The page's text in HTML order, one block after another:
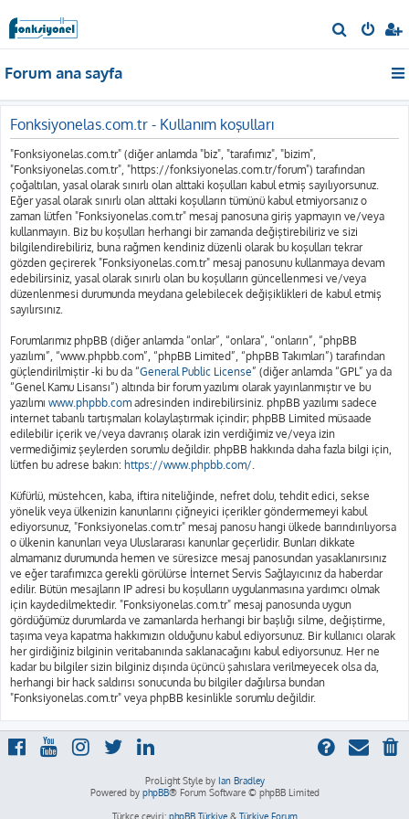
r
Forum ana sayfa
Fonksiyonelas.com.tr - Kullanım koşulları
"Fonksiyonelas.com.tr" (diğer anlamda "biz", "tarafımız", "bizim",
"Fonksiyonelas.com.tr", "https://fonksiyonelas.com.tr/forum") tarafından
çoğaltılan, yasal olarak sınırlı olan alttaki koşulları kabul etmiş sayılıyorsunuz.
Eğer yasal olarak sınırlı olan alttaki koşulların tümünü kabul etmiyorsanız o
zaman lütfen "Fonksiyonelas.com.tr" mesaj panosuna giriş yapmayın ve/veya
kullanmayın. Biz bu koşulları herhangi bir zamanda değiştirebiliriz ve sizi
bilgilendirebiliriz, buna rağmen kendiniz düzenli olarak bu koşulları tekrar
gözden geçirerek "Fonksiyonelas.com.tr" mesaj panosunu kullanmaya devam
edebilirsiniz, yasal olarak sınırlı olan bu koşulların güncellenmesi ve/veya
düzenlenmesi durumunda meydana gelebilecek değişiklikleri de kabul etmiş
sayılırsınız.
Forumlarımız phpBB (diğer anlamda “onlar”, “onlara”, “onların”, “phpBB
yazılımı”, “www.phpbb.com”, “phpBB Limited”, “phpBB Takımları”) tarafından
güçlendirilmiştir -ki bu da “General Public License” (diğer anlamda “GPL” ya da
“Genel Kamu Lisansı”) altında bir forum yazılımı olarak yayınlanmıştır ve bu
yazılımı www.phpbb.com adresinden indirebilirsiniz. phpBB yazılımı sadece
internet tabanlı tartışmaları kolaylaştırmak içindir; phpBB Limited müsaade
edilebilir içerik ve/veya davranış olarak izin verdiğimiz ve/veya izin
vermediğimiz şeylerden sorumlu değildir. phpBB hakkında daha fazla bilgi için,
lütfen bu adrese bakın: https://www.phpbb.com/.
Küfürlü, müstehcen, kaba, iftira niteliğinde, nefret dolu, tehdit edici, sekse
yönelik veya ülkenizin kanunlarını çiğneyici içerikler göndermemeyi kabul
ediyorsunuz, "Fonksiyonelas.com.tr" mesaj panosu hangi ülkede barındırılıyorsa
o ülkenin kanunları veya Uluslararası kanunlar geçerlidir. Bunları dikkate
almamanız durumunda hemen ve süresizce mesaj panosundan yasaklanırsınız
ve eğer tarafımızca gerekli görülürse İnternet Servis Sağlayıcınız da haberdar
edilir. Bütün mesajların IP adresi bu koşulların uygulanmasına yardımcı olmak
için kaydedilmektedir. "Fonksiyonelas.com.tr" mesaj panosunda uygun
gördüğümüz durumlarda ve zamanlarda herhangi bir başlığı silme, değiştirme,
taşıma veya kapatma hakkımızın olduğunu kabul ediyorsunuz. Bir kullanıcı olarak
her girdiğiniz bilginin veritabanında saklanacağını kabul ediyorsunuz. Her ne
kadar bu bilgiler sizin bilginiz dışında üçüncü şahıslara verilmeyecek olsa da,
herhangi bir hack saldırısı sonucunda bu bilgiler dağılırsa bundan
"Fonksiyonelas.com.tr" veya phpBB kesinlikle sorumlu değildir.
ProLight Style by Ian Bradley
Powered by phpBB® Forum Software © phpBB Limited
Türkçe çeviri: phpBB Türkiye& Türkiye Forum